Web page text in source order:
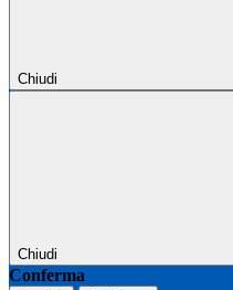
Chiudi
Chiudi
Conferma